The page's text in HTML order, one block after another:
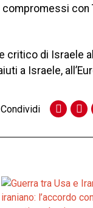
critico di Israele
a Israele,
Condividi